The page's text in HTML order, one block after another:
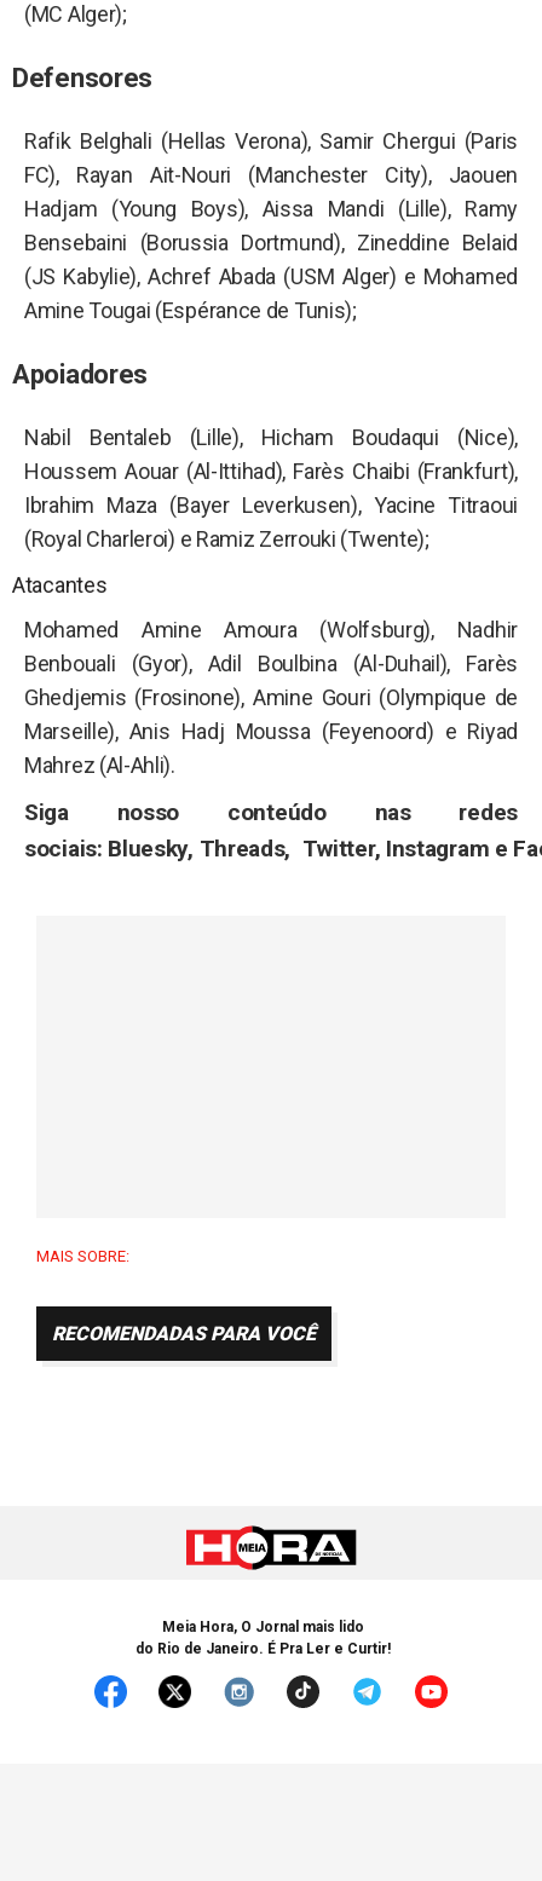
(MC Alger);
Defensores
Rafik Belghali (Hellas Verona), Samir Chergui (Paris
FC), Rayan Ait-Nouri (Manchester City), Jaouen
Hadjam (Young Boys), Aissa Mandi (Lille), Ramy
Bensebaini (Borussia Dortmund), Zineddine Belaid
(JS Kabylie), Achref Abada (USM Alger) e Mohamed
Amine Tougai (Espérance de Tunis);
Apoiadores
Nabil Bentaleb (Lille), Hicham Boudaqui (Nice),
Houssem Aouar (Al-Ittihad), Farès Chaibi (Frankfurt),
Ibrahim Maza (Bayer Leverkusen), Yacine Titraoui
(Royal Charleroi) e Ramiz Zerrouki (Twente);
Atacantes
Mohamed Amine Amoura (Wolfsburg), Nadhir
Benbouali (Gyor), Adil Boulbina (Al-Duhail), Farès
Ghedjemis (Frosinone), Amine Gouri (Olympique de
Marseille), Anis Hadj Moussa (Feyenoord) e Riyad
Mahrez (Al-Ahli).
Siga nosso conteúdo nas redes
sociais: Bluesky, Threads, Twitter, Instagram e
MAIS SOBRE:
RECOMENDADAS PARA VOCÊ
Meia Hora, O Jornal mais lido
do Rio de Janeiro. É Pra Ler e Curtir!